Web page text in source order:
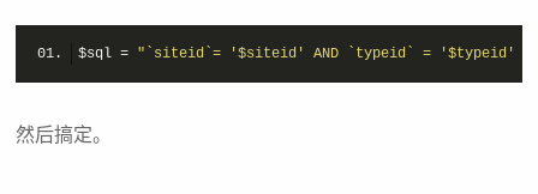
$sql = "`siteid`= '$siteid' AND `typeid` = '$typeid'
然后搞定。